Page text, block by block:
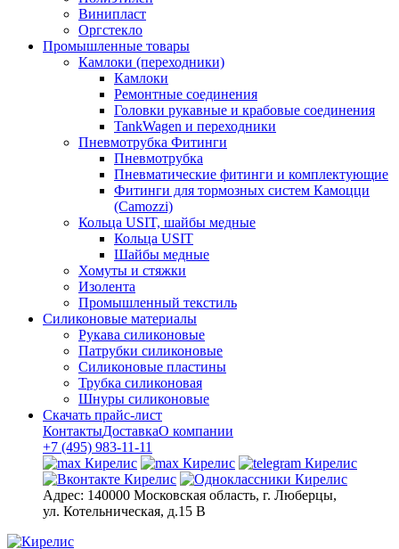
Винипласт
Оргстекло
Промышленные товары
Камлоки (переходники)
Камлоки
Ремонтные соединения
Головки рукавные и крабовые соединения
TankWagen и переходники
Пневмотрубка Фитинги
Пневмотрубка
Пневматические фитинги и комплектующие
Фитинги для тормозных систем Камоцци
(Camozzi)
Кольца USIT, шайбы медные
Кольца USIT
Шайбы медные
Хомуты и стяжки
Изолента
Промышленный текстиль
Силиконовые материалы
Рукава силиконовые
Патрубки силиконовые
Силиконовые пластины
Трубка силиконовая
Шнуры силиконовые
Скачать прайс-лист
КонтактыДоставкаО компании
+7 (495) 983-11-11
Адрес: 140000 Московская область, г. Люберцы,
ул. Котельническая, д.15 В